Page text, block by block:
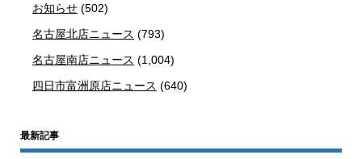
お知らせ (502)
名古屋北店ニュース (793)
名古屋南店ニュース (1,004)
四日市富洲原店ニュース (640)
最新記事